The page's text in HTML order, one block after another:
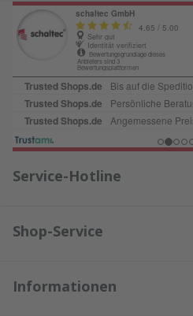
Service-Hotline
Shop-Service
Informationen